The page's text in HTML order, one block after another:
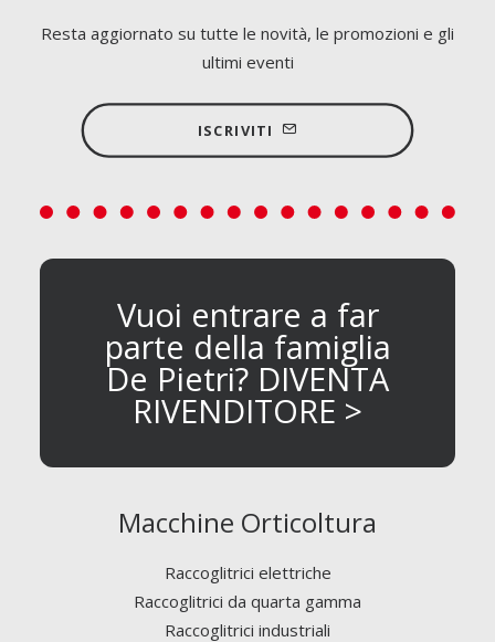
Resta aggiornato su tutte le novità, le promozioni e gli
ultimi eventi
ISCRIVITI
Vuoi entrare a far
parte della famiglia
De Pietri? DIVENTA
RIVENDITORE >
Macchine Orticoltura
Raccoglitrici elettriche
Raccoglitrici da quarta gamma
Raccoglitrici industriali